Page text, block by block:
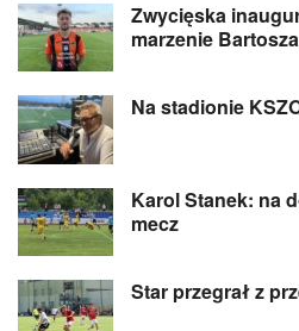
Zwycięska
marzenie
Na stadionie
Karol Stanek: na
mecz
Star przegrał z